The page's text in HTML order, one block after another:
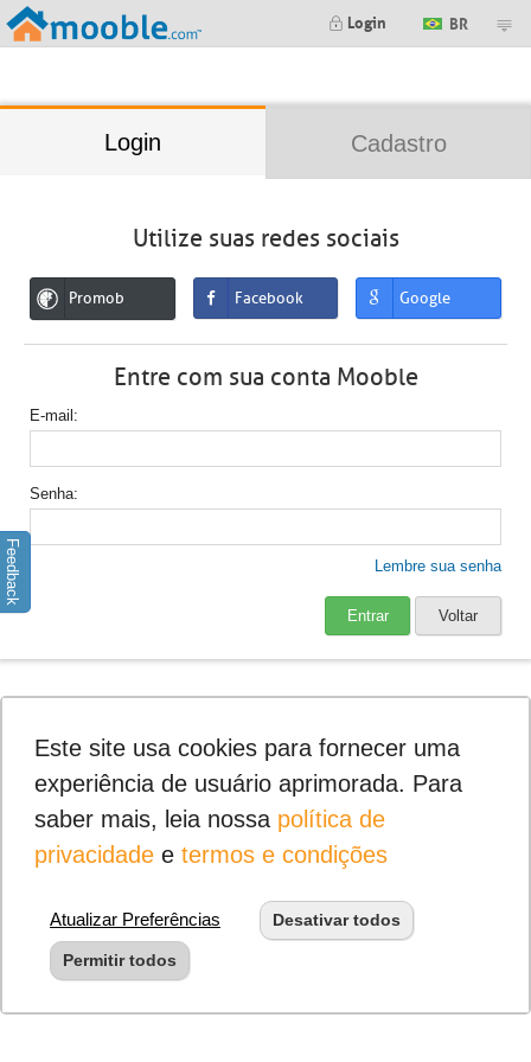
Login BR
Login Cadastro
Utilize suas redes sociais
Promob Facebook Google
Entre com sua conta Mooble
E-mail
Senha
Lembre sua senha
Entrar Voltar
Feedback
Este site usa cookies para fornecer uma
experiência de usuário aprimorada. Para
saber mais, leia nossa política de
privacidadee termos e condições
Atualizar Preferências Desativar todos
Permitir todos